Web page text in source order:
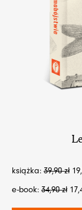
książka: 39,90zł
e-book: 34,90zł